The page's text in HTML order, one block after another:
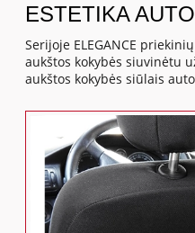
ESTETIKA
Serijoje ELEGANCE
aukštos kokybės siuvinėtu
aukštos kokybės siūlais